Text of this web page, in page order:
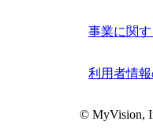
事業に関
利用者情
© MyVision,